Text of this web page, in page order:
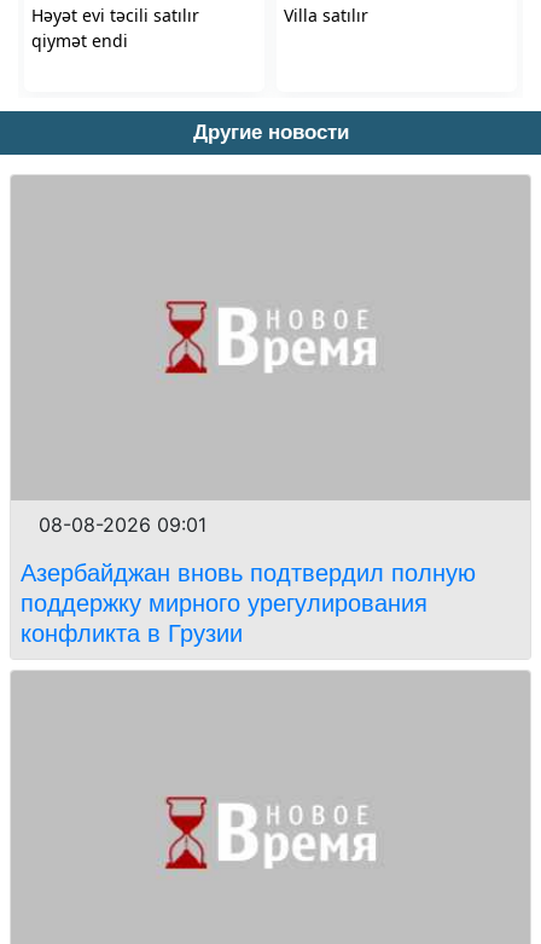
Другие новости
08-08-2026 09:01
Азербайджан вновь подтвердил полную
поддержку мирного урегулирования
конфликта в Грузии